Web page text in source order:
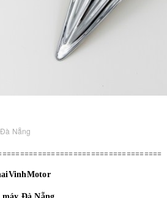
Nẵng